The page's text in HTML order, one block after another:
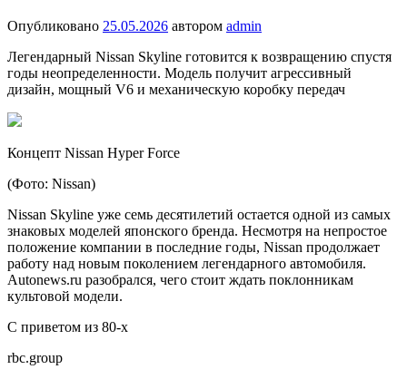
Опубликовано 25.05.2026 автором admin
Легендарный Nissan Skyline готовится к возвращению спустя
годы неопределенности. Модель получит агрессивный
дизайн, мощный V6 и механическую коробку передач
Концепт Nissan Hyper Force
(Фото: Nissan)
Nissan Skyline уже семь десятилетий остается одной из самых
знаковых моделей японского бренда. Несмотря на непростое
положение компании в последние годы, Nissan продолжает
работу над новым поколением легендарного автомобиля.
Autonews.ru разобрался, чего стоит ждать поклонникам
культовой модели.
С приветом из 80-х
rbc.group